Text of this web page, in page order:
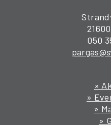
050
»
»
»
»